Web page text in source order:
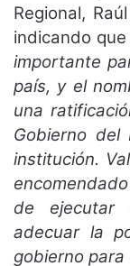
Regional,
indicando que
importante
país, y el
una
Gobierno del
institución.
de ejecutar
adecuar la
gobierno para